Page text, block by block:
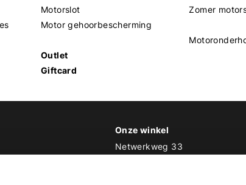
Motorslot
Motor gehoorbescherming
Outlet
Giftcard
Zomer
Onze winkel
Netwerkweg 33